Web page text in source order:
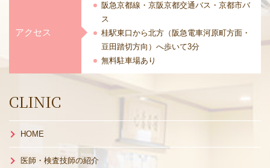
CLINIC
HOME
医師・検査技師の紹介
アクセス
阪急京都線・京阪京都交通バス・ 京都市バ
ス
桂駅東口から北方（阪急電車河原町方面・
豆田踏切方向）へ歩いて3分
無料駐車場あり